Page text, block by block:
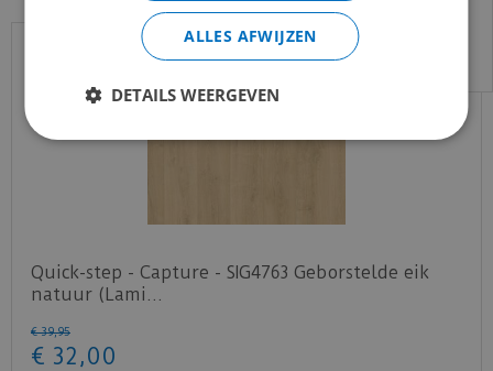
Quick-step - Capture - SIG4763 Geborstelde eik
natuur (Lami…
€ 39,95
€ 32 ,00
info@merkvloerenwinkel.nl
ALLES AFWIJZEN
DETAILS WEERGEVEN